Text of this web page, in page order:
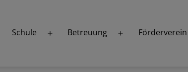
Schule
Menü
Betreuung
Menü
Förderverein